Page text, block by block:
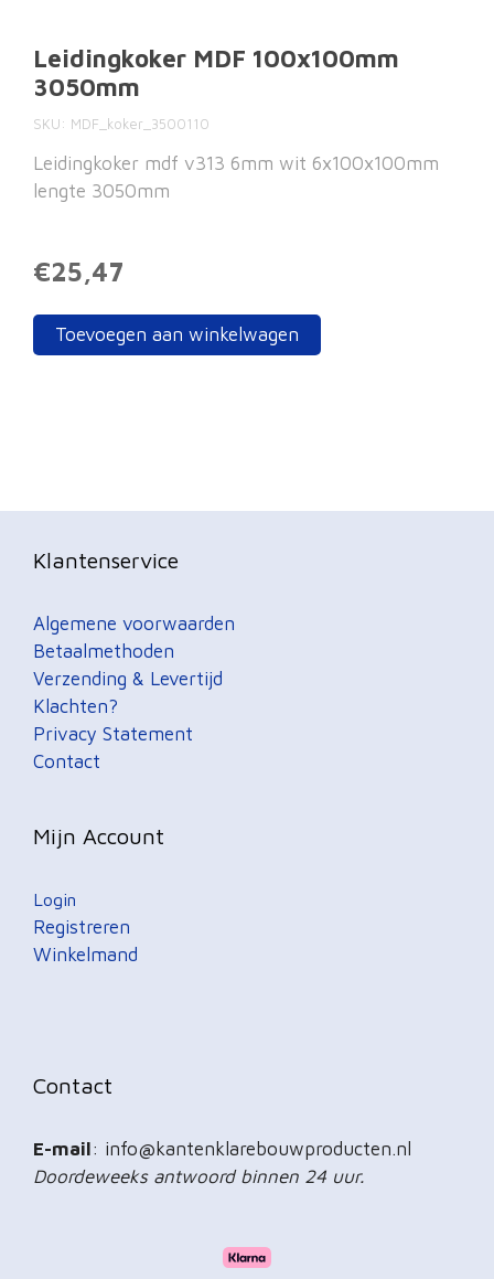
Leidingkoker MDF 100x100mm
3050mm
SKU MDF_koker_3500110
Leidingkoker mdf v313 6mm wit 6x100x100mm
lengte 3050mm
€25,47
Toevoegen aan winkelwagen
Klantenservice
Algemene voorwaarden
Betaalmethoden
Verzending & Levertijd
Klachten?
Privacy Statement
Contact
Mijn Account
Login
Registreren
Winkelmand
Contact
E-mail: info@kantenklarebouwproducten.nl
Doordeweeks antwoord binnen 24 uur.